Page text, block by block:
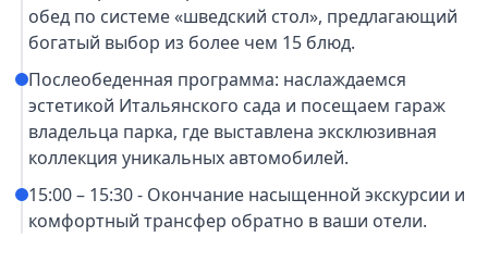
обед по системе «шведский стол», предлагающий
богатый выбор из более чем 15 блюд.
Послеобеденная программа: наслаждаемся
эстетикой Итальянского сада и посещаем гараж
владельца парка, где выставлена эксклюзивная
коллекция уникальных автомобилей.
15:00 – 15:30 - Окончание насыщенной экскурсии и
комфортный трансфер обратно в ваши отели.